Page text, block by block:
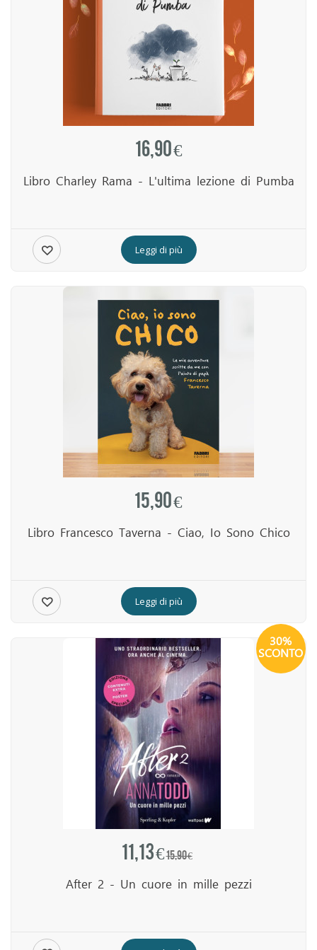
16,90 €
Libro Charley Rama - L'ultima lezione di Pumba
Leggi di più
15,90 €
Libro Francesco Taverna - Ciao, Io Sono Chico
Leggi di più
11,13 €15,90 €
30%
SCONTO
After 2 - Un cuore in mille pezzi